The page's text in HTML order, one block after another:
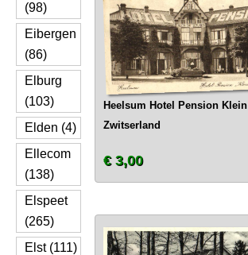
(98)
Eibergen
(86)
Elburg
(103)
Elden (4)
Ellecom
(138)
Elspeet
(265)
Elst (111)
Heelsum Hotel Pension Klein
Zwitserland
€ 3,00